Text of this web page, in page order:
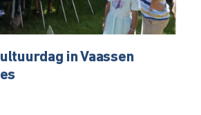
in Vaassen